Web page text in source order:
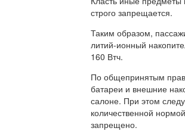
строго запрещается.
Таким образом,
литий-ионный
160 Втч.
По общепринятым
батареи и внешние
салоне. При этом
количественной
запрещено.